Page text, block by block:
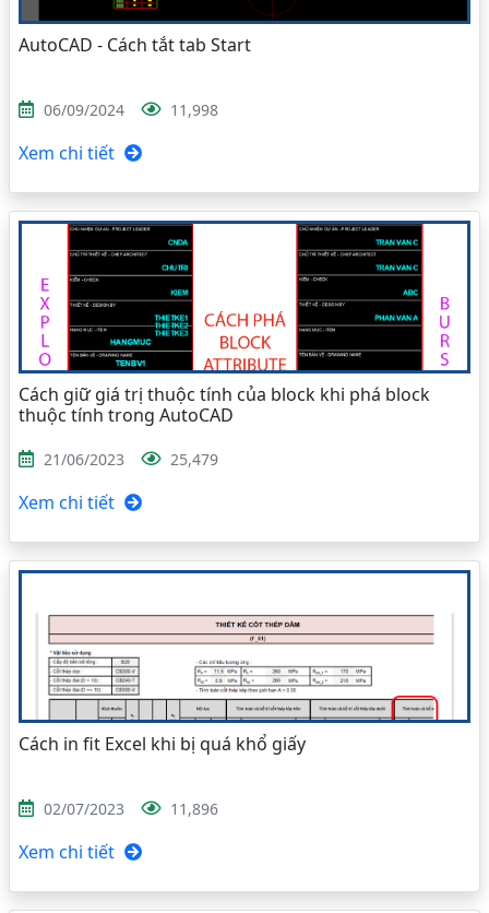
AutoCAD - Cách tắt tab Start
06/09/2024 11,998
Xem chi tiết
Cách giữ giá trị thuộc tính của block khi phá block
thuộc tính trong AutoCAD
21/06/2023 25,479
Xem chi tiết
Cách in fit Excel khi bị quá khổ giấy
02/07/2023 11,896
Xem chi tiết